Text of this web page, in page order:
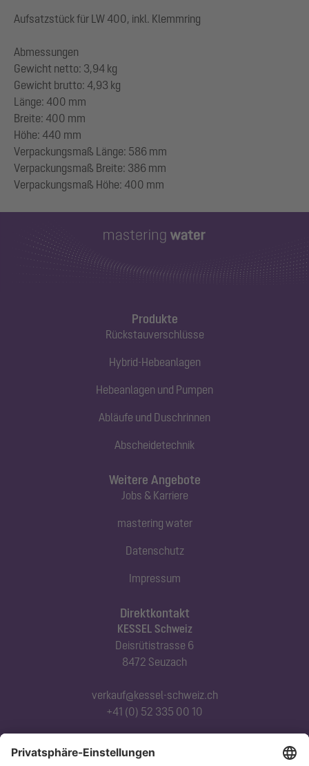
Aufsatzstück für LW 400, inkl. Klemmring
Abmessungen
Gewicht netto: 3,94 kg
Gewicht brutto: 4,93 kg
Länge: 400 mm
Breite: 400 mm
Höhe: 440 mm
Verpackungsmaß Länge: 586 mm
Verpackungsmaß Breite: 386 mm
Produkte
Rückstauverschlüsse
Hybrid-Hebeanlagen
Hebeanlagen und Pumpen
Abläufe und Duschrinnen
Abscheidetechnik
Direktkontakt
KESSEL Schweiz
Deisrütistrasse 6
8472 Seuzach
verkauf@kessel-schweiz.ch
+41 (0) 52 335 00 10
Abonnieren Sie unseren Newsletter
Weitere Angebote
Jobs & Karriere
mastering water
Datenschutz
Impressum